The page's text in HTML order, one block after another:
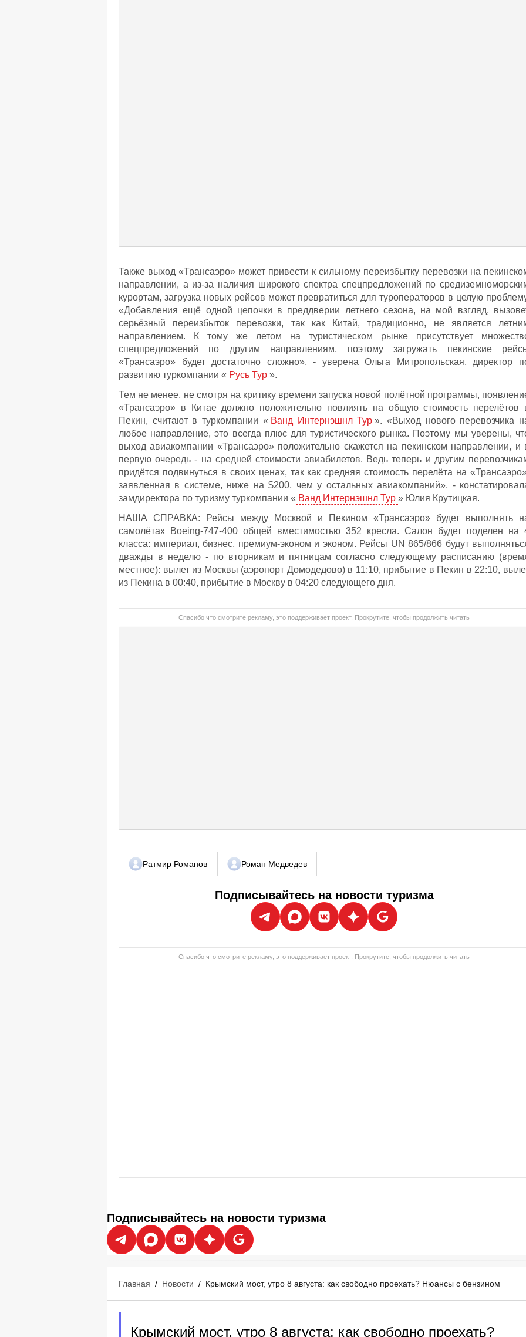
Также выход «Трансаэро» может привести к сильному переизбытку перевозки на
направлении, а из-за наличия широкого спектра спецпредложений по
курортам, загрузка новых рейсов может превратиться для туроператоров в целую
«Добавления ещё одной цепочки в преддверии летнего сезона, на мой взгляд,
серьёзный переизбыток перевозки, так как Китай, традиционно, не является
направлением. К тому же летом на туристическом рынке присутствует
спецпредложений по другим направлениям, поэтому загружать пекинские
«Трансаэро» будет достаточно сложно», - уверена Ольга Митропольская, директор
развитию туркомпании « Русь Тур ».
Тем не менее, не смотря на критику времени запуска новой полётной программы,
«Трансаэро» в Китае должно положительно повлиять на общую стоимость перелётов
Пекин, считают в туркомпании « Ванд Интернэшнл Тур ». «Выход нового перевозчика
любое направление, это всегда плюс для туристического рынка. Поэтому мы уверены,
выход авиакомпании «Трансаэро» положительно скажется на пекинском направлении, и
первую очередь - на средней стоимости авиабилетов. Ведь теперь и другим
придётся подвинуться в своих ценах, так как средняя стоимость перелёта на
заявленная в системе, ниже на $200, чем у остальных авиакомпаний», -
замдиректора по туризму туркомпании « Ванд Интернэшнл Тур » Юлия Крутицкая.
НАША СПРАВКА: Рейсы между Москвой и Пекином «Трансаэро» будет выполнять
самолётах Boeing-747-400 общей вместимостью 352 кресла. Салон будет поделен на
класса: империал, бизнес, премиум-эконом и эконом. Рейсы UN 865/866 будут
дважды в неделю - по вторникам и пятницам согласно следующему расписанию
местное): вылет из Москвы (аэропорт Домодедово) в 11:10, прибытие в Пекин в 22:10,
из Пекина в 00:40, прибытие в Москву в 04:20 следующего дня.
Спасибо что смотрите рекламу, это поддерживает проект. Прокрутите, чтобы продолжить читать
Ратмир Романов Роман Медведев
Подписывайтесь на новости туризма
Спасибо что смотрите рекламу, это поддерживает проект. Прокрутите, чтобы продолжить читать
Подписывайтесь на новости туризма
Главная / Новости / Крымский мост, утро 8 августа: как свободно проехать? Нюансы с бензином
Крымский мост, утро 8 августа: как свободно проехать?